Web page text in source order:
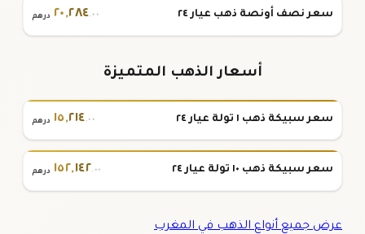
سعر نصف أونصة ذهب عيار ٢٤ ٢٠,٢٨٤.٠٠ درهم
أسعار الذهب المتميزة
سعر سبيكة ذهب ١ تولة عيار ٢٤ ١٥,٢١٤.٠٠ درهم
سعر سبيكة ذهب ١٠ تولة عيار ٢٤ ١٥٢,١٤٢.٠٠ درهم
عرض جميع أنواع الذهب في المغرب